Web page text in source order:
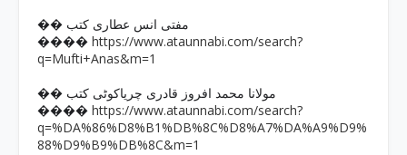
�� مفتی انس عطاری کتب
���� https://www.ataunnabi.com/search?
q=Mufti+Anas&m=1
�� مولانا محمد افروز قادری چریاکوٹی کتب
���� https://www.ataunnabi.com/search?
q=%DA%86%D8%B1%DB%8C%D8%A7%DA%A9%D9%
88%D9%B9%DB%8C&m=1